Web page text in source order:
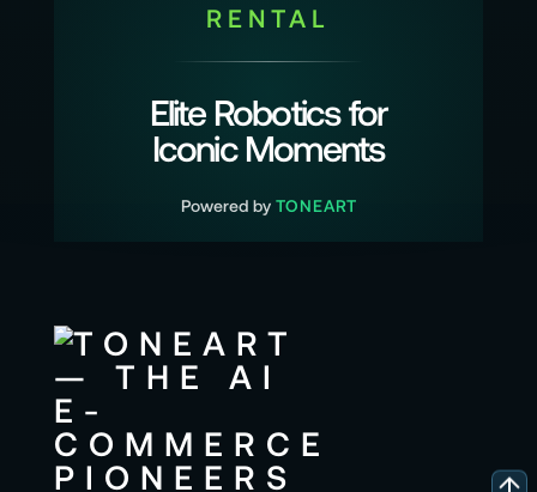
RENTAL
Elite Robotics for
Iconic Moments
Powered by TONEART